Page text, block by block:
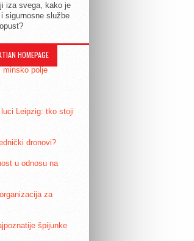
iza svega, kako je
sigurnosne službe
HOMEPAGE
minsko polje
Leipzig: tko stoji
dronovi?
u odnosu na
za
špijunke